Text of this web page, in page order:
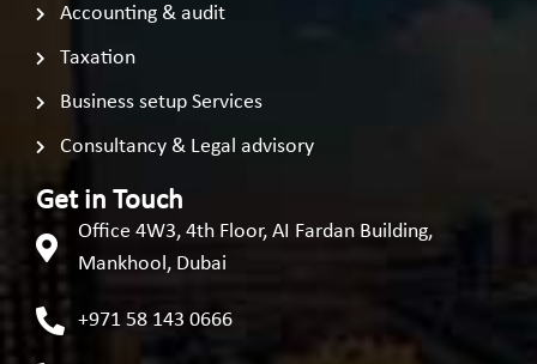
Accounting & audit
Taxation
Business setup Services
Consultancy & Legal advisory
Get in Touch
Office 4W3, 4th Floor, AI Fardan Building,
Mankhool, Dubai
+971 58 143 0666